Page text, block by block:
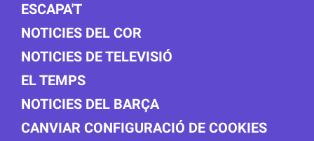
ESCAPA'T
NOTICIES DEL COR
NOTICIES DE TELEVISIÓ
EL TEMPS
NOTICIES DEL BARÇA
CANVIAR CONFIGURACIÓ DE COOKIES